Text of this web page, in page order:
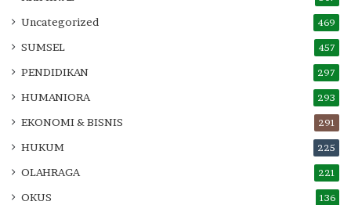
Uncategorized 469
SUMSEL 457
PENDIDIKAN 297
HUMANIORA 293
EKONOMI & BISNIS 291
HUKUM 225
OLAHRAGA 221
OKUS 136